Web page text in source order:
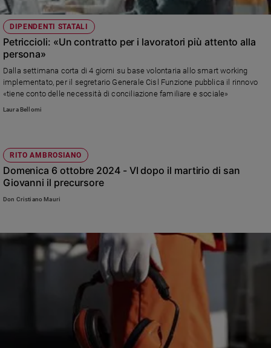
DIPENDENTI STATALI
Petriccioli: «Un contratto per i lavoratori più attento alla
persona»
Dalla settimana corta di 4 giorni su base volontaria allo smart working
implementato, per il segretario Generale Cisl Funzione pubblica il rinnovo
«tiene conto delle necessità di conciliazione familiare e sociale»
Laura Bellomi
RITO AMBROSIANO
Domenica 6 ottobre 2024 - VI dopo il martirio di san
Giovanni il precursore
Don Cristiano Mauri